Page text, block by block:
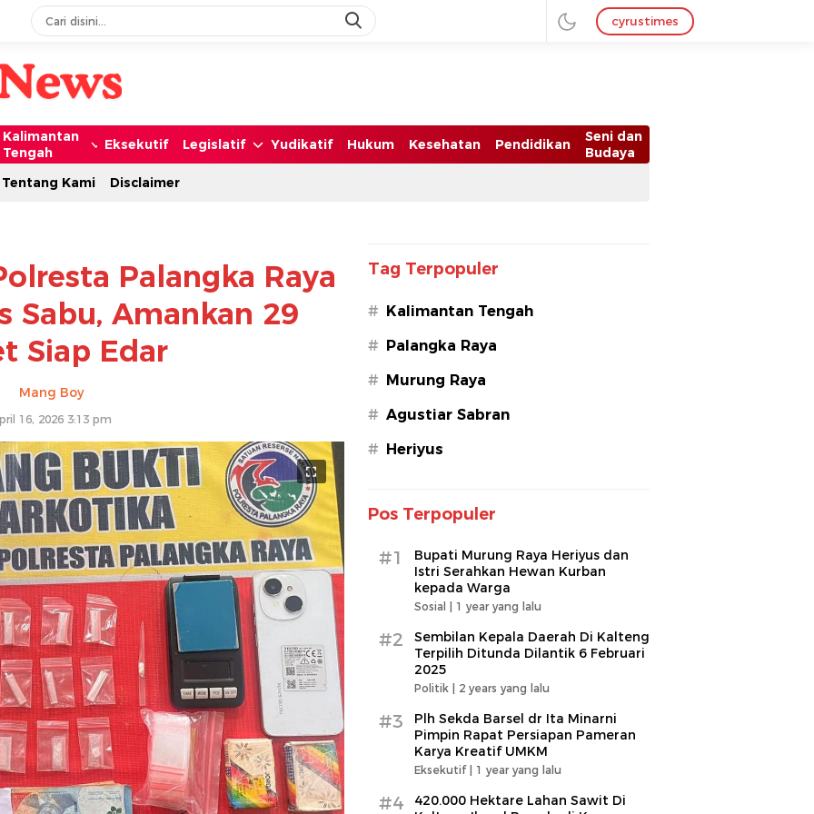
cyrustimes
Kalimantan
Tengah
Eksekutif Legislatif Yudikatif Hukum Kesehatan Pendidikan
Seni dan
Budaya
Tentang Kami
Disclaimer
Palangka Raya
Sabu, Amankan 29
Siap Edar
Mang Boy
16, 2026 3:13 pm
Tag Terpopuler
# Kalimantan Tengah
# Palangka Raya
# Murung Raya
# Agustiar Sabran
# Heriyus
Pos Terpopuler
#1
Bupati Murung Raya Heriyus dan
Istri Serahkan Hewan Kurban
kepada Warga
Sosial | 1 year yang lalu
#2
Sembilan Kepala Daerah Di Kalteng
Terpilih Ditunda Dilantik 6 Februari
2025
Politik | 2 years yang lalu
#3
Plh Sekda Barsel dr Ita Minarni
Pimpin Rapat Persiapan Pameran
Karya Kreatif UMKM
Eksekutif | 1 year yang lalu
#4
420.000 Hektare Lahan Sawit Di